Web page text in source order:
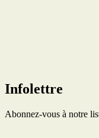
Infolettre
Abonnez-vous à notre